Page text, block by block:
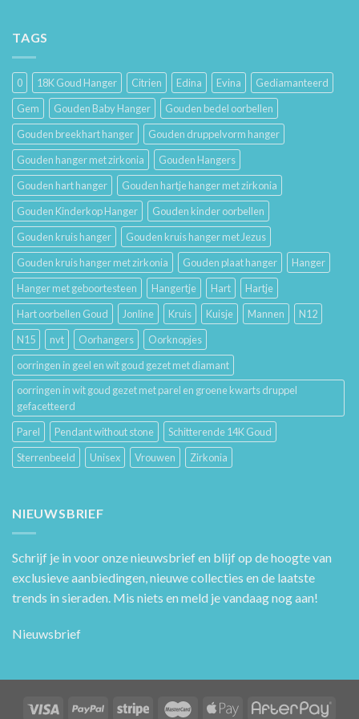
Hun
Betekenis
TAGS
0 18K Goud Hanger Citrien Edina Evina
Gediamanteerd
Gem
Gouden Baby Hanger
Gouden bedel oorbellen
Gouden breekhart hanger
Gouden druppelvorm hanger
Gouden hanger met zirkonia
Gouden Hangers
Gouden hart hanger
Gouden hartje hanger met zirkonia
Gouden Kinderkop Hanger
Gouden kinder oorbellen
Gouden kruis hanger
Gouden kruis hanger met Jezus
Gouden kruis hanger met zirkonia
Gouden plaat hanger
Hanger
Hanger met geboortesteen
Hangertje Hart
Hartje
Hart oorbellen Goud
Jonline Kruis Kuisje Mannen
N12
N15
nvt Oorhangers
Oorknopjes
oorringen in geel en wit goud gezet met diamant
oorringen in wit goud gezet met parel en groene kwarts druppel
gefacetteerd
Parel
Pendant without stone
Schitterende 14K Goud
Sterrenbeeld
Unisex Vrouwen Zirkonia
NIEUWSBRIEF
Schrijf je in voor onze nieuwsbrief en blijf op de hoogte van
exclusieve aanbiedingen, nieuwe collecties en de laatste
trends in sieraden. Mis niets en meld je vandaag nog aan!
Nieuwsbrief